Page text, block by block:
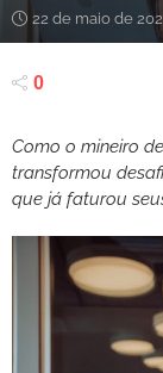
22 de maio de
0
Como o mineiro
transformou
que já faturou